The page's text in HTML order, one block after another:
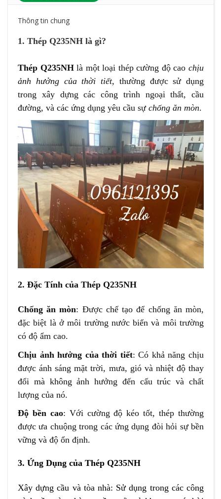
Thông tin chung
1. Thép Q235NH là gì?
Thép Q235NHlà một loại thép cường độ caochịu
ảnh hưởng của thời tiết, thường được sử dụng
trong xây dựng các công trình ngoại thất, cầu
đường, và các ứng dụng yêu cầu sự chống ăn mòn.
2. Đặc Tính của Thép Q235NH
Chống ăn mòn: Được chế tạo để chống ăn mòn,
đặc biệt là ở môi trường nước biển và môi trường
có độ ẩm cao.
Chịu ảnh hưởng của thời tiết: Có khả năng chịu
được ánh sáng mặt trời, mưa, gió và nhiệt độ thay
đổi mà không ảnh hưởng đến cấu trúc và chất
lượng của nó.
Độ bền cao: Với cường độ kéo tốt, thép thường
được ưa chuộng trong các ứng dụng đòi hỏi sự bền
vững và độ ổn định.
3. Ứng Dụng của Thép Q235NH
Xây dựng cầu và tòa nhà: Sử dụng trong các công